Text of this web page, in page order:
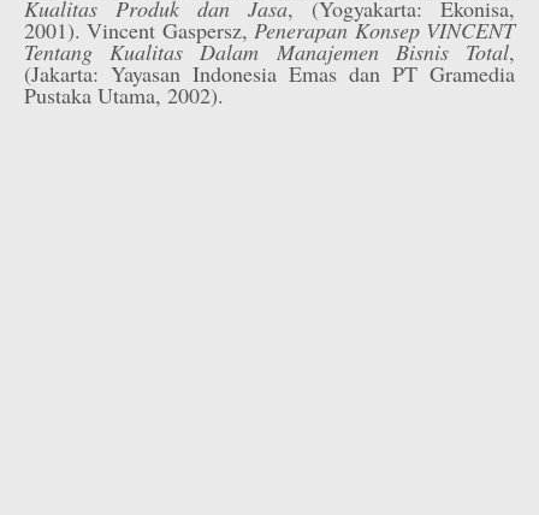
Kualitas Produk dan Jasa, (Yogyakarta: Ekonisa,
2001). Vincent Gaspersz,Penerapan Konsep VINCENT
Tentang Kualitas Dalam Manajemen Bisnis Total,
(Jakarta: Yayasan Indonesia Emas dan PT Gramedia
Pustaka Utama, 2002).